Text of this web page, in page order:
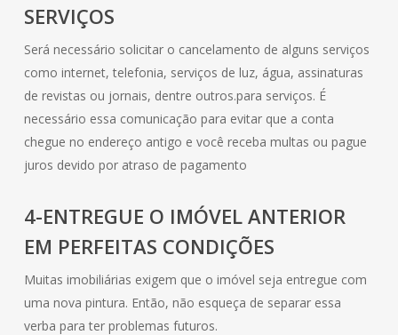
SERVIÇOS
Será necessário solicitar o cancelamento de alguns serviços
como internet, telefonia, serviços de luz, água, assinaturas
de revistas ou jornais, dentre outros.para serviços. É
necessário essa comunicação para evitar que a conta
chegue no endereço antigo e você receba multas ou pague
juros devido por atraso de pagamento
4-ENTREGUE O IMÓVEL ANTERIOR
EM PERFEITAS CONDIÇÕES
Muitas imobiliárias exigem que o imóvel seja entregue com
uma nova pintura. Então, não esqueça de separar essa
verba para ter problemas futuros.